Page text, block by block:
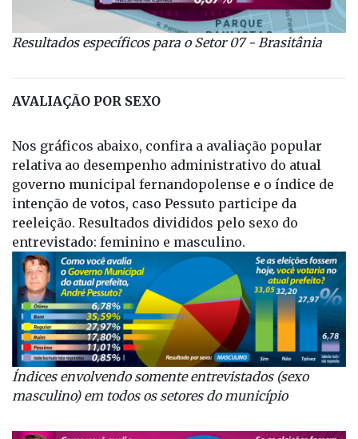
Resultados específicospara o Setor 07 - Brasitânia
AVALIAÇÃO POR SEXO
Nos gráficos abaixo, confira a avaliação popular
relativa ao desempenho administrativo do atual
governo municipal fernandopolense e o índice de
intenção de votos, caso Pessuto participe da
reeleição. Resultados divididos pelo sexo do
entrevistado: feminino e masculino.
Índices envolvendo somente entrevistados (sexo
masculino) em todos os setores do município